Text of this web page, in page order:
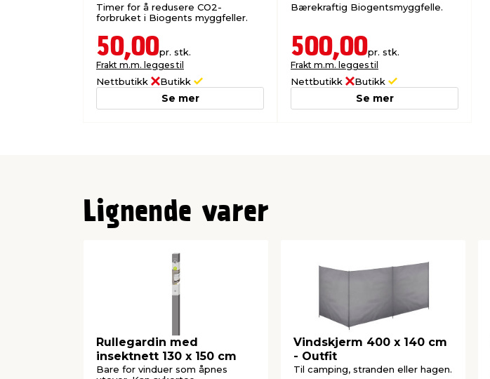
Timer for å redusere CO2-
forbruket i Biogents myggfeller.
50,00pr. stk.
Frakt m.m. legges til
Nettbutikk Butikk
Se mer
Bærekraftig Biogentsmyggfelle.
500,00pr. stk.
Frakt m.m. legges til
Nettbutikk Butikk
Se mer
Lignende varer
Rullegardin med
insektnett 130 x 150 cm
Bare for vinduer som åpnes
Vindskjerm 400 x 140 cm
- Outfit
Til camping, stranden eller hagen.